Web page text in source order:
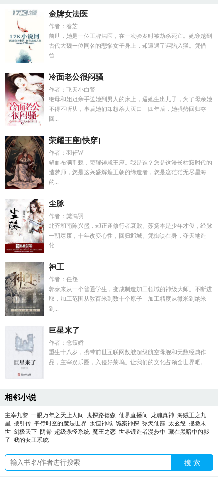
金牌女法医
作者：春芝
前世，她是一位王牌法医，在一次验案时被劫杀死亡。她穿越到
古代大魏一位同名的悲惨女子身上，却遭遇了诬陷入狱。凭借
曾...
冷面老公很闷骚
作者：飞天小白警
继母和姐姐亲手送她到男人的床上，逼她生出儿子，为了母亲她
不得不听从，事后她们却想杀人灭口！四年后，她强势回归夺
回...
荣耀王座[快穿]
作者：羽轩W
鲜血布满荆棘，荣耀铸就王座。我是谁？您是这漫长枯寂时代的
造梦师，您是这兴盛辉煌王朝的缔造者，您是这茫茫无尽星海
的...
尘脉
作者：棠鸿羽
北齐和南陈兴盛，却正逢修行者衰败。苏扬本是少年才俊，经脉
一朝尽废，十年改变心性，回归邺城。凭御诀在身，夺天地造
化...
神工
作者：任怨
郭泰来从一个普通学生，变成制造加工领域的神级大师。不断进
取，加工范围从数百米到数十个原子，加工精度从微米到纳米
到...
巨星来了
作者：念笯娇
重生十八岁，携带前世互联网数艘超级航空母舰和无数经典作
品，主宰娱乐圈，入侵好莱坞。让我们的文化占领全世界吧。...
相邻小说
主宰九黎 一眼万年之天上人间 鬼探路德森 仙界直播间 龙魂真神 海贼王之九
星 接引传 平行时空的魔法世界 永恒神域 诡案神探 弥天仙踪 太玄经 拯救末
世 剑极天下 阴骨 超级杀怪系统 魔王之恋 世界锻造者漫步中 藏在黑暗中的影
子 我的女王系统
搜 索